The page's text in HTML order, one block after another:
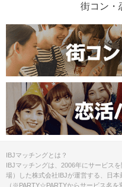
街コン・
IBJマッチングとは？
IBJマッチングは、2006年にサービス
場）した株式会社IBJが運営する、日
（※PARTY☆PARTYからサービス名